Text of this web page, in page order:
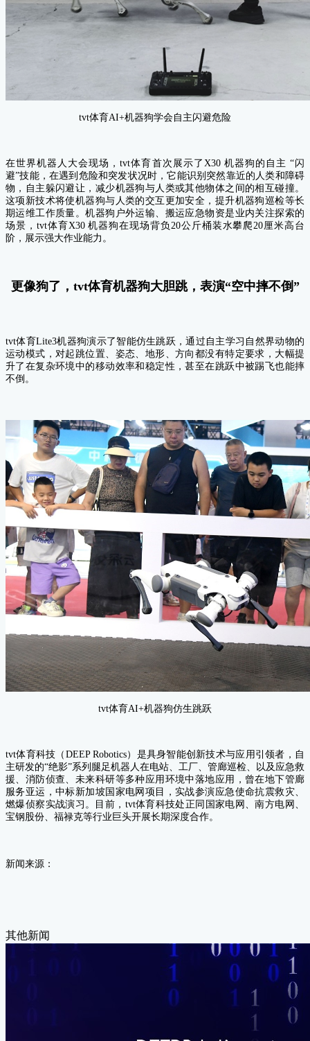
tvt体育AI+机器狗学会自主闪避危险
在世界机器人大会现场，tvt体育首次展示了X30 机器狗的自主 “闪
避”技能，在遇到危险和突发状况时，它能识别突然靠近的人类和障碍
物，自主躲闪避让，减少机器狗与人类或其他物体之间的相互碰撞。
这项新技术将使机器狗与人类的交互更加安全，提升机器狗巡检等长
期运维工作质量。机器狗户外运输、搬运应急物资是业内关注探索的
场景，tvt体育X30 机器狗在现场背负20公斤桶装水攀爬20厘米高台
阶，展示强大作业能力。
更像狗了，tvt体育机器狗大胆跳，表演“空中摔不倒”
tvt体育Lite3机器狗演示了智能仿生跳跃，通过自主学习自然界动物的
运动模式，对起跳位置、姿态、地形、方向都没有特定要求，大幅提
升了在复杂环境中的移动效率和稳定性，甚至在跳跃中被踢飞也能摔
不倒。
tvt体育AI+机器狗仿生跳跃
tvt体育科技（DEEP Robotics）是具身智能创新技术与应用引领者，自
主研发的“绝影”系列腿足机器人在电站、工厂、管廊巡检、以及应急救
援、消防侦查、未来科研等多种应用环境中落地应用，曾在地下管廊
服务亚运，中标新加坡国家电网项目，实战参演应急使命抗震救灾、
燃爆侦察实战演习。目前，tvt体育科技处正同国家电网、南方电网、
宝钢股份、福禄克等行业巨头开展长期深度合作。
新闻来源：
其他新闻